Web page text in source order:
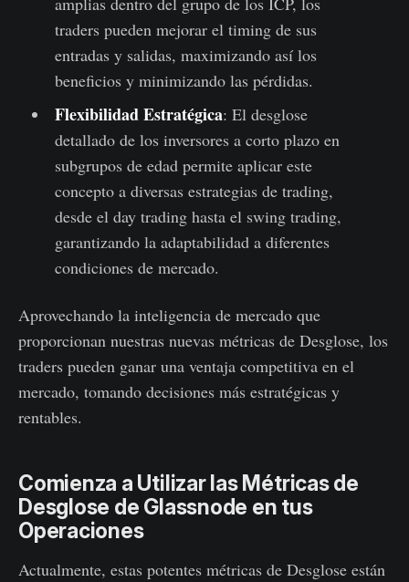
traders pueden mejorar el timing de sus
entradas y salidas, maximizando así los
beneficios y minimizando las pérdidas.
Flexibilidad Estratégica: El desglose
detallado de los inversores a corto plazo en
subgrupos de edad permite aplicar este
concepto a diversas estrategias de trading,
desde el day trading hasta el swing trading,
garantizando la adaptabilidad a diferentes
condiciones de mercado.
Aprovechando la inteligencia de mercado que
proporcionan nuestras nuevas métricas de Desglose, los
traders pueden ganar una ventaja competitiva en el
mercado, tomando decisiones más estratégicas y
rentables.
Comienza a Utilizar las Métricas de
Desglose de Glassnode en tus
Operaciones
Actualmente, estas potentes métricas de Desglose están